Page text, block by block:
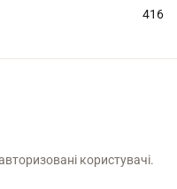
416
користувачі.